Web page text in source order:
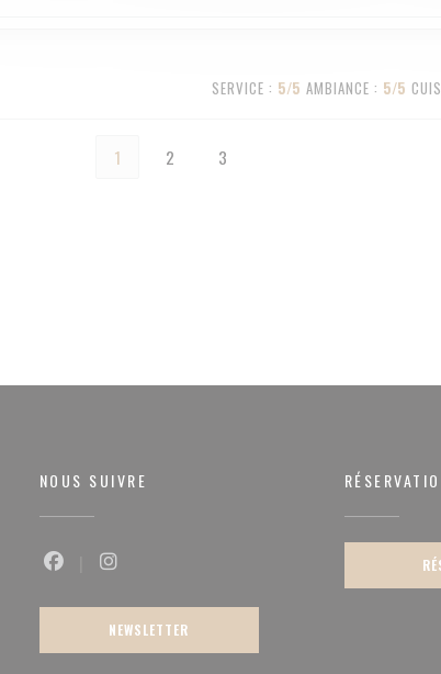
SERVICE : 5/5 AMBIANCE : 5/5
1 2 3
nouvelle fenêtre))
NOUS SUIVRE
Facebook ((ouvre une nouvelle fenêtre))
NEWSLETTER